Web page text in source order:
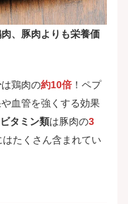
、豚肉よりも栄養価
は鶏肉の約10倍 ！ペプ
血管を強くする効果
ビタミン類は豚肉の3
たくさん含まれてい